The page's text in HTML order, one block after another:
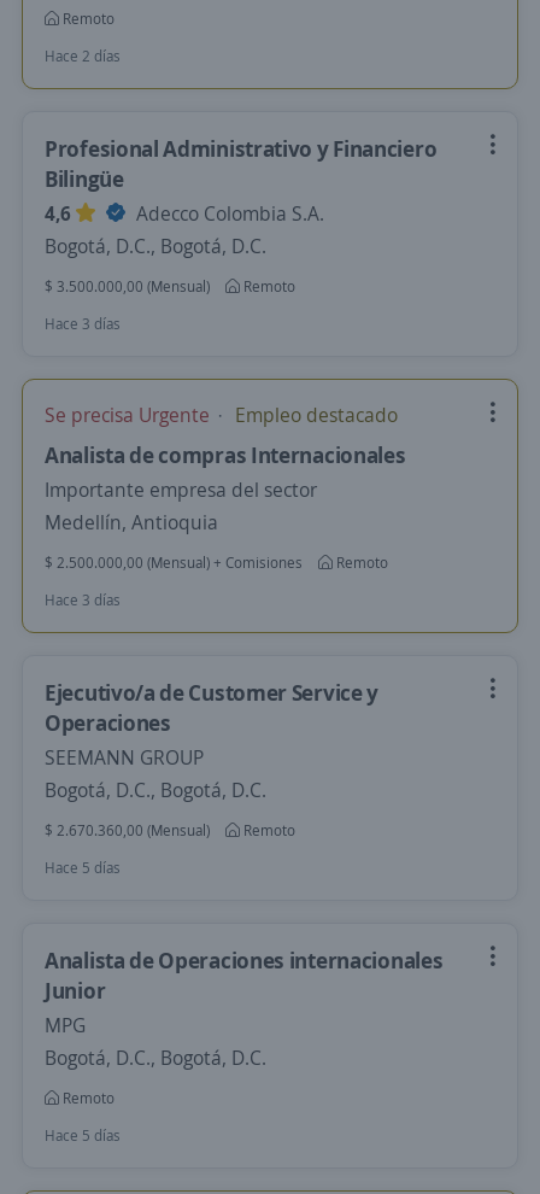
Remoto
Hace 2 días
Profesional Administrativo y Financiero
Bilingüe
4,6
Adecco Colombia S.A.
Bogotá, D.C., Bogotá, D.C.
$ 3.500.000,00 (Mensual)
Remoto
Hace 3 días
Se precisa Urgente Empleo destacado
Analista de compras Internacionales
Importante empresa del sector
Medellín, Antioquia
$ 2.500.000,00 (Mensual) + Comisiones
Remoto
Hace 3 días
Ejecutivo/a de Customer Service y
Operaciones
SEEMANN GROUP
Bogotá, D.C., Bogotá, D.C.
$ 2.670.360,00 (Mensual)
Remoto
Hace 5 días
Analista de Operaciones internacionales
Junior
MPG
Bogotá, D.C., Bogotá, D.C.
Remoto
Hace 5 días